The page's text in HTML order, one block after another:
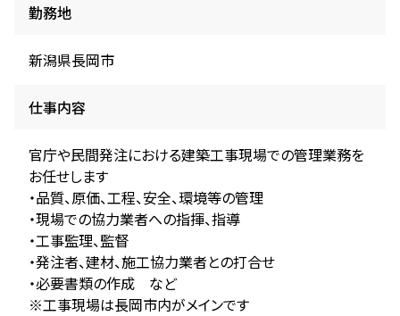
勤務地
新潟県長岡市
仕事内容
官庁や民間発注における建築工事現場での管理業務を
お任せします
・品質、原価、工程、安全、環境等の管理
・現場での協力業者への指揮、指導
・工事監理、監督
・発注者、建材、施工協力業者との打合せ
・必要書類の作成 など
※工事現場は長岡市内がメインです